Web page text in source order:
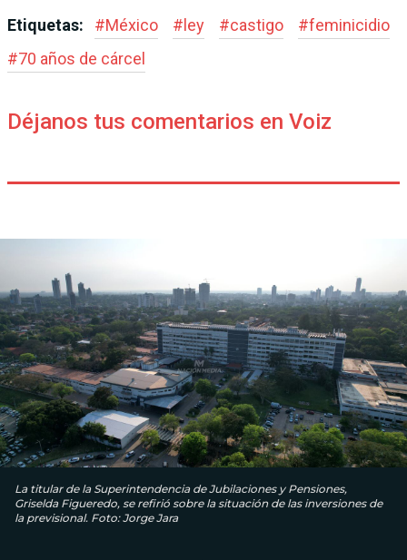
Etiquetas: #México # ley #castigo #feminicidio
#70 años de cárcel
Déjanos tus comentarios en Voiz
La titular de la Superintendencia de Jubilaciones y Pensiones,
Griselda Figueredo, se refirió sobre la situación de las inversiones de
la previsional. Foto: Jorge Jara